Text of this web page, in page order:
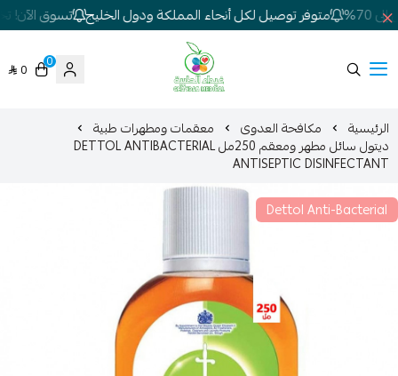
متوفر توصيل لكل أنحاء المملكة ودول الخليج تسوق الآن!
شركة غيداء المتطورة الطبية
0
0
الرئيسية مكافحة العدوى معقمات ومطهرات طبية
ديتول سائل مطهر ومعقم 250مل DETTOL ANTIBACTERIAL
ANTISEPTIC DISINFECTANT
Dettol Anti-Bacterial